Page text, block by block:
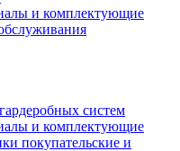
и комплектующие
систем
и комплектующие
покупательские и